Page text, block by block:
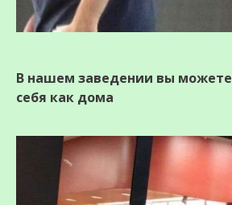
В нашем заведении вы можете
себя как дома